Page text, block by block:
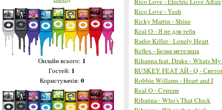
Онлайн всього: 1
Гостей: 1
Користувачів: 0
Rico Love - Yeah
Ricky Martin - Shine
Real O - Я не для тебя
Radio Killer - Lonely Heart
Reflex - Белая метелица
Rihanna feat. Drake - Whats
RUSKEY FEAT АЙ - Q -
Robbie Willams - Heart and I
Real O - Стихия
Rihanna - Who's That Chick